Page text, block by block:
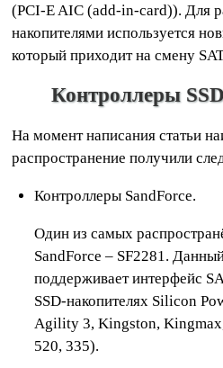
(PCI-E AIC (add-in-card)). Для
накопителями используется
который приходит на смену
Контроллеры
На момент написания статьи
распространение получили
Контроллеры SandForce.
Один из самых
SandForce – SF2281.
поддерживает интерфейс
SSD-накопителях Silicon
Agility 3, Kingston,
520, 335).